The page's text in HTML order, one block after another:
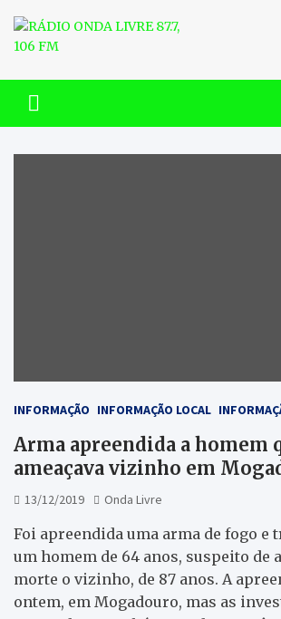
content
RÁDIO ONDA
FM
INFORMAÇÃO INFORMAÇÃO LOCAL
Arma apreendida a homem
ameaçava vizinho em
13/12/2019 Onda Livre
Foi apreendida uma arma de fogo e
um homem de 64 anos, suspeito de
morte o vizinho, de 87 anos. A
ontem, em Mogadouro, mas as